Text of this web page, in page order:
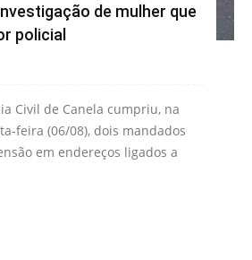
de mulher que
policial
Civil de Canela cumpriu, na
feira (06/08), dois mandados
em endereços ligados a